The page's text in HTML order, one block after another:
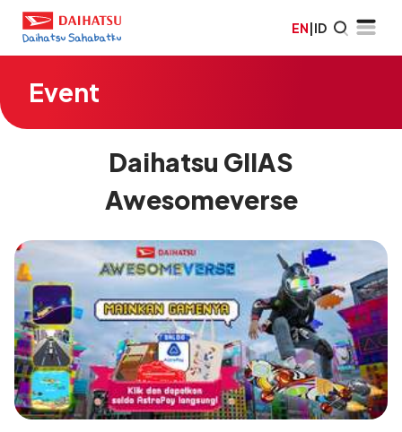
EN|ID
Event
Daihatsu GIIAS
Awesomeverse